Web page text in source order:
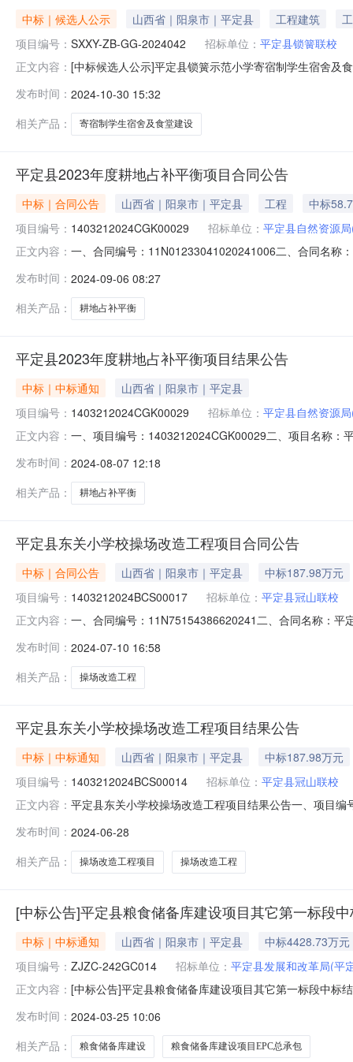
中标｜候选人公示 山西省｜阳泉市｜平定县 工程建筑
项目编号： SXXY-ZB-GG-2024042 招标单位： 平定县锁簧联校
正文内容： [中标候选人公示]平定县锁簧示范小学寄宿制学生宿舍及
GG-2024042）公示开始时间：2024-10-3016:30公示结
发布时间： 2024-10-30 15:32
相关产品：
寄宿制学生宿舍及食堂建设
平定县2023年度耕地占补平衡项目合同公告
中标｜合同公告 山西省｜阳泉市｜平定县 工程
中标
项目编号： 1403212024CGK00029 招标单位： 平定县自然资源
正文内容： 一、合同编号：11N01233041020241006二、合同名称
场瑞盛办公楼三层311室联系方式：13835349529六、
发布时间： 2024-09-06 08:27
相关产品：
耕地占补平衡
平定县2023年度耕地占补平衡项目结果公告
中标｜中标通知
山西省｜阳泉市｜平定县
项目编号： 1403212024CGK00029 招标单位： 平定县自然资源
正文内容： 一、项目编号：1403212024CGK00029二、项目名称：
山镇河头新村报价：1623726.54（元）80.314山西宏远
发布时间： 2024-08-07 12:18
相关产品：
耕地占补平衡
平定县东关小学校操场改造工程项目合同公告
中标｜合同公告 山西省｜阳泉市｜平定县
中标187.98万元
项目编号： 1403212024BCS00017 招标单位： 平定县冠山联校
正文内容： 一、合同编号：11N75154386620241二、合同名称：
址：冠山镇华通农贸市场瑞盛办公楼三层311室联系方
发布时间： 2024-07-10 16:58
相关产品：
操场改造工程
平定县东关小学校操场改造工程项目结果公告
中标｜中标通知 山西省｜阳泉市｜平定县
中标187.98万元
项目编号： 1403212024BCS00014 招标单位： 平定县冠山联校
正文内容： 平定县东关小学校操场改造工程项目结果公告一、项目
称废标理由其他事项////四、主要标的信息工程类主要标
学校操
发布时间： 2024-06-28
相关产品：
操场改造工程项目 操场改造工程
[中标公告]平定县粮食储备库建设项目其它第一标段
中标｜中标通知 山西省｜阳泉市｜平定县
中标4428.73万元
项目编号： ZJZC-242GC014 招标单位： 平定县发展和改革局(平
正文内容： [中标公告]平定县粮食储备库建设项目其它第一标段中
人信息中标人：牵头人：山西仁杰永昌建筑工程有限公
发布时间： 2024-03-25 10:06
相关产品：
粮食储备库建设 粮食储备库建设项目EPC总承包